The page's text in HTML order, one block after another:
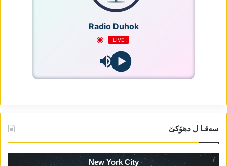
Radio Duhok
LIVE
سەقـا ل دھۆکێ
New York City